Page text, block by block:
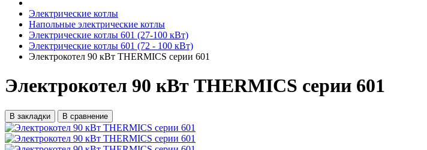
Электрические котлы
Напольные электрические котлы
Электрические котлы 601 (27-100 кВт)
Электрические котлы 601 (72 - 100 кВт)
Электрокотел 90 кВт THERMICS серии 601
Электрокотел 90 кВт THERMICS серии 601
В закладки В сравнение